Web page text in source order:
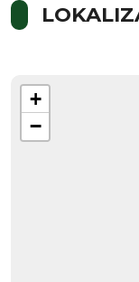
+
−